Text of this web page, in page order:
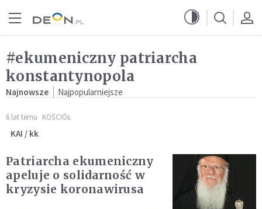
#ekumeniczny patriarcha
konstantynopola
Najnowsze Najpopularniejsze
6 lat temu KOŚCIÓŁ
KAI / kk
Patriarcha ekumeniczny
apeluje o solidarność w
kryzysie koronawirusa